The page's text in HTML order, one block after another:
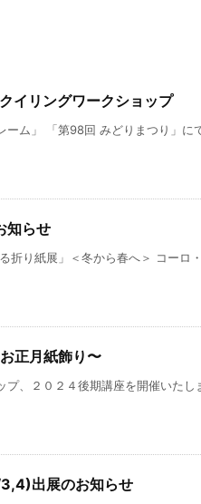
イリングワークショップ
ーム」 「第98回 みどりまつり」に
知らせ
折り紙展」＜冬から春へ＞ コーロ
正月紙飾り〜
プ、２０２４後期講座を開催いたし
出展のお知らせ